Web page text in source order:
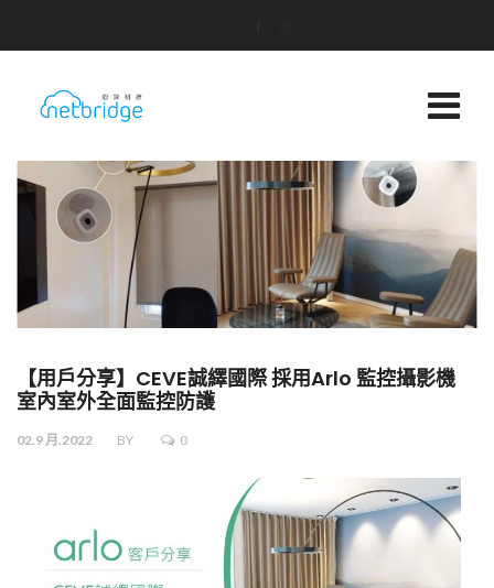
【用戶分享】CEVE誠繹國際 採用Arlo 監控攝影機
室內室外全面監控防護
02.9 月.2022 BY 0